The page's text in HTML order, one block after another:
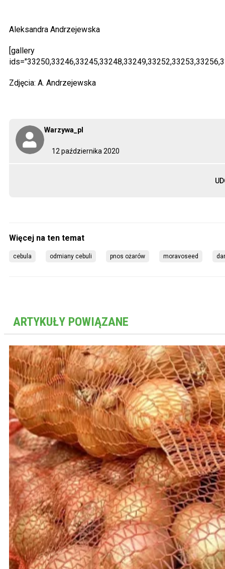
12 października 2020
Warzywa_pl
Aleksandra Andrzejewska
[gallery
Zdjęcia: A. Andrzejewska
cebula odmiany cebuli pnos ożarów moravoseed
ARTYKUŁY POWIĄZANE